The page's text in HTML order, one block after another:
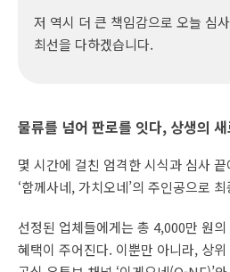
저 역시 더 큰 책임감으로 오늘 심
최선을 다하겠습니다.
물류를 넘어 판로를 잇다, 상생의
몇 시간에 걸친 엄격한 시식과 심사
‘함께사네, 가치오네’의 주인공으로
선정된 업체들에게는 총 4,000만 원
혜택이 주어진다. 이뿐만 아니라, 상